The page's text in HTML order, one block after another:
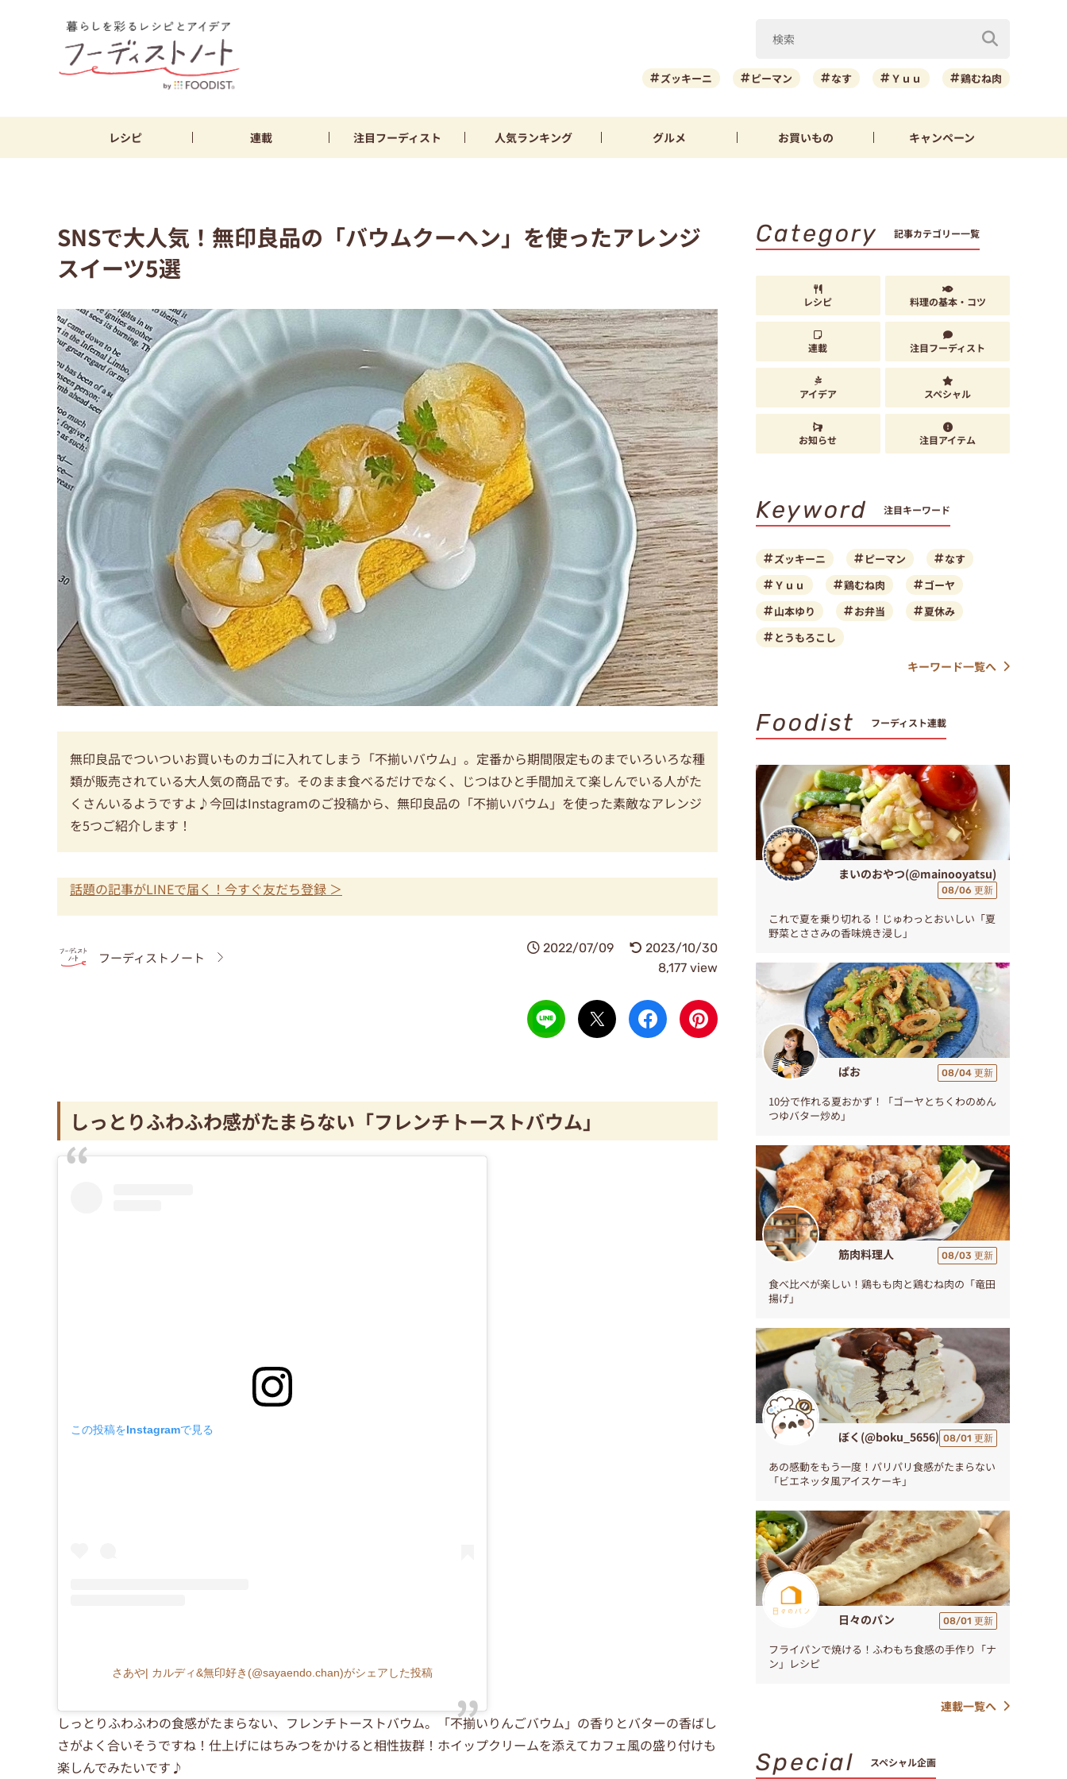
ズッキーニ ピーマン なす Ｙｕｕ 鶏むね肉
レシピ 連載 注目フーディスト 人気ランキング グルメ お買いもの キャンペーン
SNSで大人気！無印良品の「バウムクーヘン」を使ったアレンジ
スイーツ5選
無印良品でついついお買いものカゴに入れてしまう「不揃いバウム」。定番から期間限定ものまでいろいろな種
類が販売されている大人気の商品です。そのまま食べるだけでなく、じつはひと手間加えて楽しんでいる人がた
くさんいるようですよ♪今回はInstagramのご投稿から、無印良品の「不揃いバウム」を使った素敵なアレンジ
を5つご紹介します！
話題の記事がLINEで届く！今すぐ友だち登録 ＞
フーディストノート
2022/07/09
2023/10/30
8,177 view
しっとりふわふわ感がたまらない「フレンチトーストバウム」
この投稿をInstagramで見る
さあや| カルディ&無印好き(@sayaendo.chan)がシェアした投稿
しっとりふわふわの食感がたまらない、フレンチトーストバウム。「不揃いりんごバウム」の香りとバターの香ばし
さがよく合いそうですね！仕上げにはちみつをかけると相性抜群！ホイップクリームを添えてカフェ風の盛り付けも
楽しんでみたいです♪
Category 記事カテゴリー一覧
レシピ 料理の基本・コツ
連載 注目フーディスト
アイデア スペシャル
お知らせ 注目アイテム
Keyword 注目キーワード
ズッキーニ ピーマン
なす
Ｙｕｕ
鶏むね肉
ゴーヤ
山本ゆり
お弁当
夏休み
とうもろこし
キーワード一覧へ
Foodist フーディスト連載
まいのおやつ(@mainooyatsu)
08/06 更新
これで夏を乗り切れる！じゅわっとおいしい「夏
野菜とささみの香味焼き浸し」
ぱお 08/04 更新
10分で作れる夏おかず！「ゴーヤとちくわのめん
つゆバター炒め」
筋肉料理人 08/03 更新
食べ比べが楽しい！鶏もも肉と鶏むね肉の「竜田
揚げ」
ぼく(@boku_5656) 08/01 更新
あの感動をもう一度！パリパリ食感がたまらない
「ビエネッタ風アイスケーキ」
日々のパン 08/01 更新
フライパンで焼ける！ふわもち食感の手作り「ナ
ン」レシピ
連載一覧へ
Special スペシャル企画